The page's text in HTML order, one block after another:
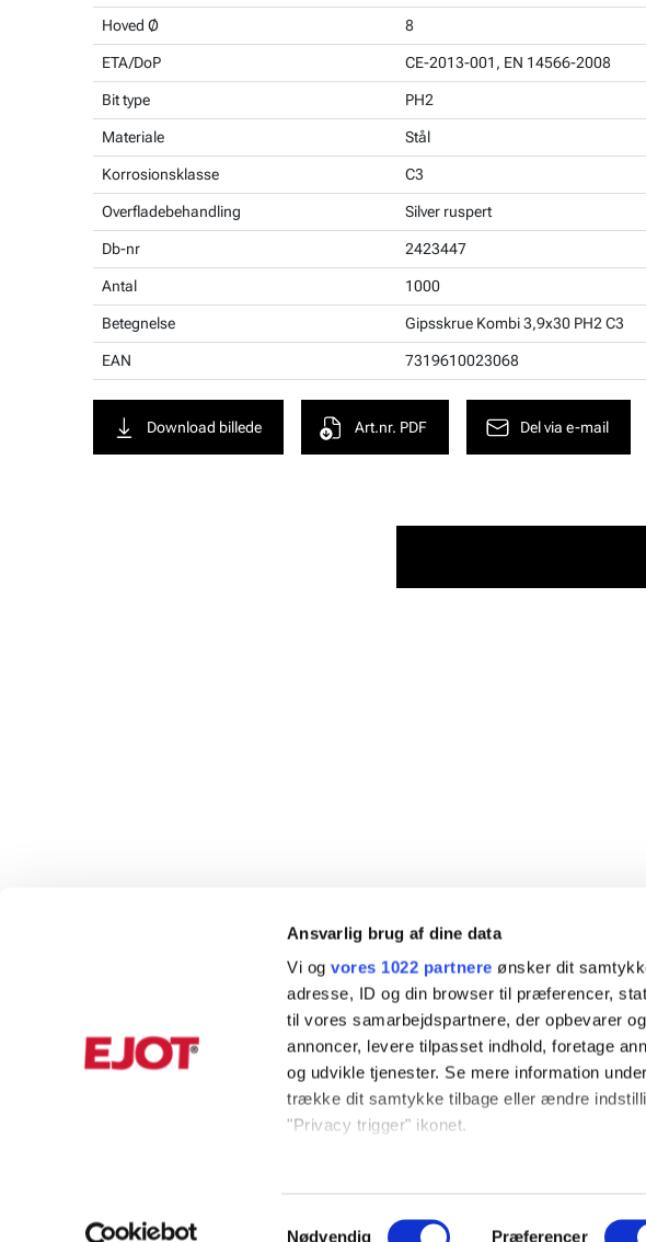
Ansvarlig brug af dine data
Vi ogvores 1022 partnere ønsker dit
adresse, ID og din browser til præferencer,
til vores samarbejdspartnere, der opbevarer
annoncer, levere tilpasset indhold, foretage
og udvikle tjenester. Se mere information under
trække dit samtykke tilbage eller ændre
"Privacy trigger" ikonet.
Identificere din enhed baseret på en
Samtykkevalg
Nødvendig Præferencer
Hoved Ø
8
ETA/DoP
CE-2013-001, EN 14566-2008
Bit type
PH2
Materiale
Stål
Korrosionsklasse
C3
Overfladebehandling
Silver ruspert
Db-nr
2423447
Antal
1000
Betegnelse
Gipsskrue Kombi 3,9x30 PH2 C3
EAN
7319610023068
Download billede Art.nr. PDF Del via e-mail
+45 56 39 84 00
Produktkatalog